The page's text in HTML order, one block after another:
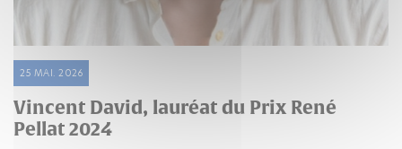
25 MAI. 2026
Vincent David, lauréat du Prix René
Pellat 2024